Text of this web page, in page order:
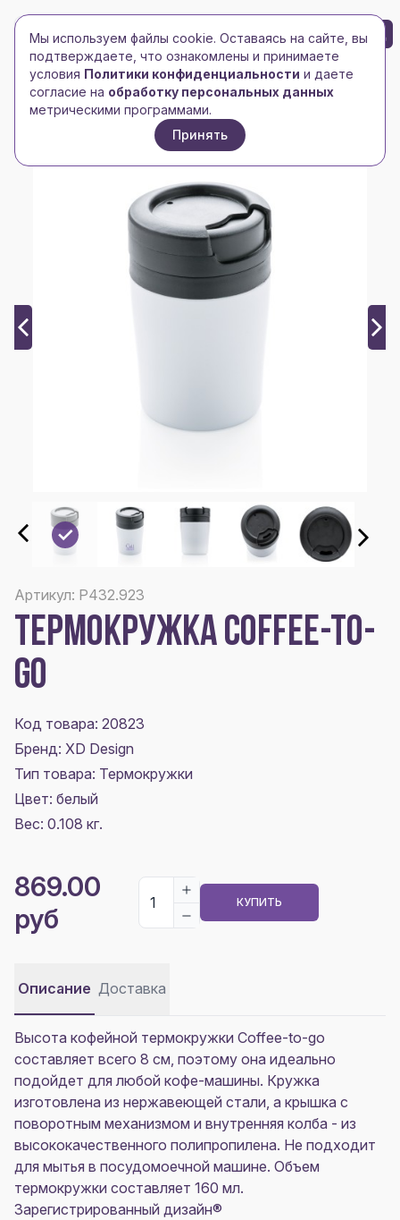
Toggle navigation
Toggle navigation
БРЕНД-ЛОГО 0
Главная/Чашки, кружки, бокалы/Термокружки/
Термокружка Coffee-to-go
Артикул: P432.923
ТЕРМОКРУЖКА COFFEE-TO-
GO
Код товара: 20823
Бренд: XD Design
Тип товара: Термокружки
Цвет: белый
Вес: 0.108 кг.
869.00
руб
КУПИТЬ
Описание Доставка
Высота кофейной термокружки Coffee-to-go
составляет всего 8 см, поэтому она идеально
подойдет для любой кофе-машины. Кружка
изготовлена из нержавеющей стали, а крышка с
поворотным механизмом и внутренняя колба - из
высококачественного полипропилена. Не подходит
для мытья в посудомоечной машине. Объем
термокружки составляет 160 мл.
Зарегистрированный дизайн®
Мы используем файлы cookie. Оставаясь на сайте, вы
подтверждаете, что ознакомлены и принимаете
условия Политики конфиденциальности и даете
согласие на обработку персональных данных
метрическими программами.
Принять